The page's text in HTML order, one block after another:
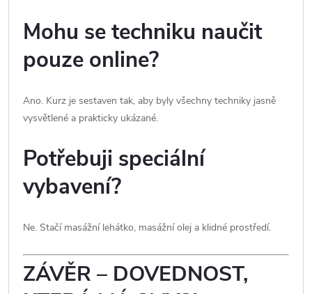
Mohu se techniku naučit
pouze online?
Ano. Kurz je sestaven tak, aby byly všechny techniky jasně
vysvětlené a prakticky ukázané.
Potřebuji speciální
vybavení?
Ne. Stačí masážní lehátko, masážní olej a klidné prostředí.
ZÁVĚR – DOVEDNOST,